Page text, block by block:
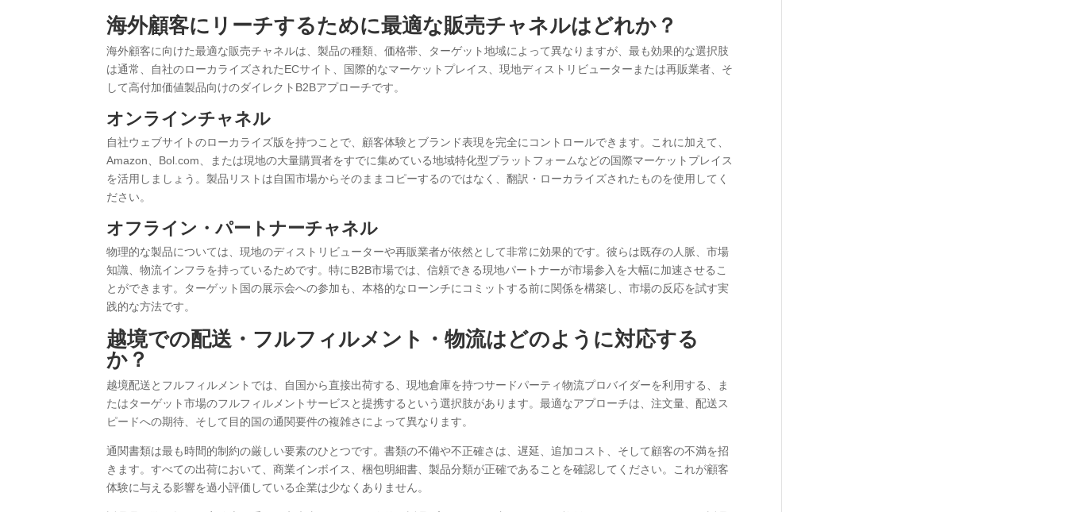
海外顧客にリーチするために最適な販売チャネルはどれか？
海外顧客に向けた最適な販売チャネルは、製品の種類、価格帯、ターゲット地域によって異なりますが、最も効果的な選択肢
は通常、自社のローカライズされたECサイト、国際的なマーケットプレイス、現地ディストリビューターまたは再販業者、そ
して高付加価値製品向けのダイレクトB2Bアプローチです。
オンラインチャネル
自社ウェブサイトのローカライズ版を持つことで、顧客体験とブランド表現を完全にコントロールできます。これに加えて、
Amazon、Bol.com、または現地の大量購買者をすでに集めている地域特化型プラットフォームなどの国際マーケットプレイス
を活用しましょう。製品リストは自国市場からそのままコピーするのではなく、翻訳・ローカライズされたものを使用してく
ださい。
オフライン・パートナーチャネル
物理的な製品については、現地のディストリビューターや再販業者が依然として非常に効果的です。彼らは既存の人脈、市場
知識、物流インフラを持っているためです。特にB2B市場では、信頼できる現地パートナーが市場参入を大幅に加速させるこ
とができます。ターゲット国の展示会への参加も、本格的なローンチにコミットする前に関係を構築し、市場の反応を試す実
践的な方法です。
越境での配送・フルフィルメント・物流はどのように対応する
か？
越境配送とフルフィルメントでは、自国から直接出荷する、現地倉庫を持つサードパーティ物流プロバイダーを利用する、ま
たはターゲット市場のフルフィルメントサービスと提携するという選択肢があります。最適なアプローチは、注文量、配送ス
ピードへの期待、そして目的国の通関要件の複雑さによって異なります。
通関書類は最も時間的制約の厳しい要素のひとつです。書類の不備や不正確さは、遅延、追加コスト、そして顧客の不満を招
きます。すべての出荷において、商業インボイス、梱包明細書、製品分類が正確であることを確認してください。これが顧客
体験に与える影響を過小評価している企業は少なくありません。